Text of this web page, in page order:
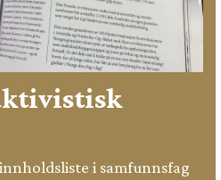
i samfunnsfag